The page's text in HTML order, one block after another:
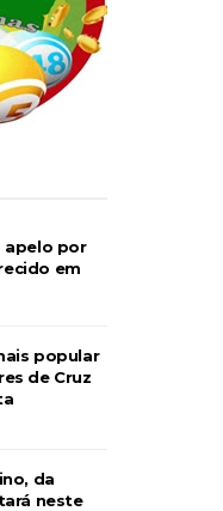
apelo por
em
popular
de Cruz
da
neste